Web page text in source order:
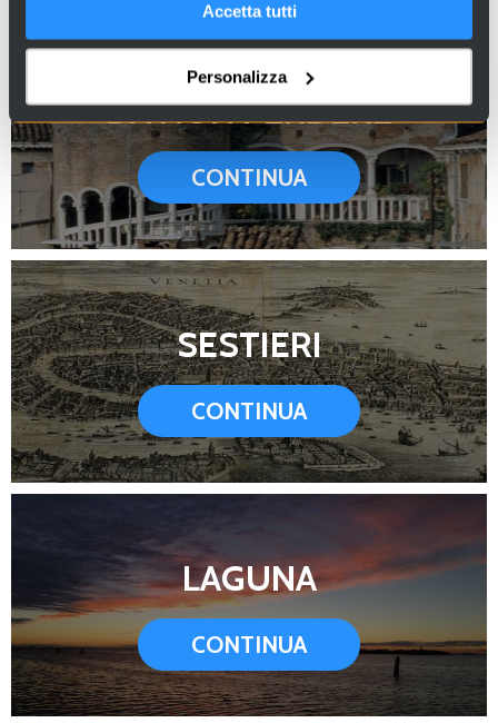
Accetta tutti
Personalizza
DA NON PERDERE
CONTINUA
SESTIERI
CONTINUA
LAGUNA
CONTINUA